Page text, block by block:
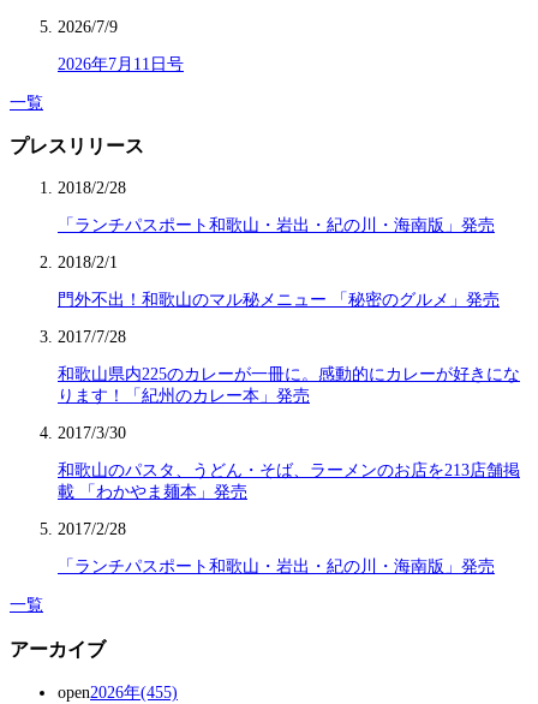
2026/7/9
2026年7月11日号
一覧
プレスリリース
2018/2/28
「ランチパスポート和歌山・岩出・紀の川・海南版」発売
2018/2/1
門外不出！和歌山のマル秘メニュー 「秘密のグルメ」発売
2017/7/28
和歌山県内225のカレーが一冊に。感動的にカレーが好きにな
ります！「紀州のカレー本」発売
2017/3/30
和歌山のパスタ、うどん・そば、ラーメンのお店を213店舗掲
載 「わかやま麺本」発売
2017/2/28
「ランチパスポート和歌山・岩出・紀の川・海南版」発売
一覧
アーカイブ
open2026年(455)